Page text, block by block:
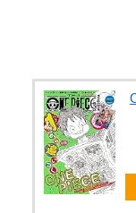
利用…子供に
井上晴美、
る！人生最後